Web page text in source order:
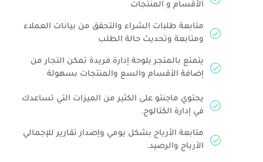
الأقسام و المنتجات
متابعة طلبات الشراء والتحقق من بيانات العملاء
ومتابعة وتحديث حالة الطلب
يتمتع بالمتجر بلوحة إدارة فريدة تمكن التجار من
إضافة الأقسام والسع والمنتجات بسهولة
يحتوي ماجنتو على الكثير من الميزات التي تساعدك
في إدارة الكتالوج.
متابعة الأرباح بشكل يومي وإصدار تقارير للإجمالي
الأرباح والرصيد.